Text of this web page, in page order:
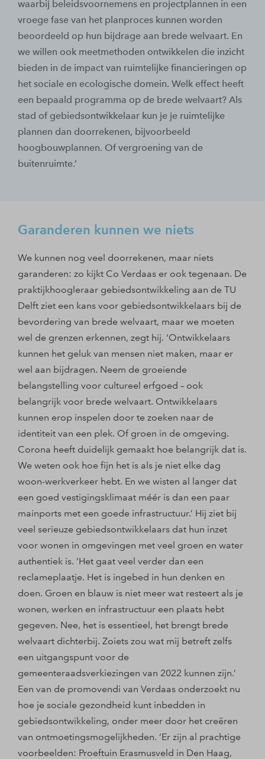
waarbij beleidsvoornemens en projectplannen in een
vroege fase van het planproces kunnen worden
beoordeeld op hun bijdrage aan brede welvaart. En
we willen ook meetmethoden ontwikkelen die inzicht
bieden in de impact van ruimtelijke financieringen op
het sociale en ecologische domein. Welk effect heeft
een bepaald programma op de brede welvaart? Als
stad of gebiedsontwikkelaar kun je je ruimtelijke
plannen dan doorrekenen, bijvoorbeeld
hoogbouwplannen. Of vergroening van de
buitenruimte.’
Garanderen kunnen we niets
We kunnen nog veel doorrekenen, maar niets
garanderen: zo kijkt Co Verdaas er ook tegenaan. De
praktijkhoogleraar gebiedsontwikkeling aan de TU
Delft ziet een kans voor gebiedsontwikkelaars bij de
bevordering van brede welvaart, maar we moeten
wel de grenzen erkennen, zegt hij. ‘Ontwikkelaars
kunnen het geluk van mensen niet maken, maar er
wel aan bijdragen. Neem de groeiende
belangstelling voor cultureel erfgoed – ook
belangrijk voor brede welvaart. Ontwikkelaars
kunnen erop inspelen door te zoeken naar de
identiteit van een plek. Of groen in de omgeving.
Corona heeft duidelijk gemaakt hoe belangrijk dat is.
We weten ook hoe fijn het is als je niet elke dag
woon-werkverkeer hebt. En we wisten al langer dat
een goed vestigingsklimaat méér is dan een paar
mainports met een goede infrastructuur.’ Hij ziet bij
veel serieuze gebiedsontwikkelaars dat hun inzet
voor wonen in omgevingen met veel groen en water
authentiek is. ‘Het gaat veel verder dan een
reclameplaatje. Het is ingebed in hun denken en
doen. Groen en blauw is niet meer wat resteert als je
wonen, werken en infrastructuur een plaats hebt
gegeven. Nee, het is essentieel, het brengt brede
welvaart dichterbij. Zoiets zou wat mij betreft zelfs
een uitgangspunt voor de
gemeenteraadsverkiezingen van 2022 kunnen zijn.’
Een van de promovendi van Verdaas onderzoekt nu
hoe je sociale gezondheid kunt inbedden in
gebiedsontwikkeling, onder meer door het creëren
van ontmoetingsmogelijkheden. ‘Er zijn al prachtige
voorbeelden: Proeftuin Erasmusveld in Den Haag,